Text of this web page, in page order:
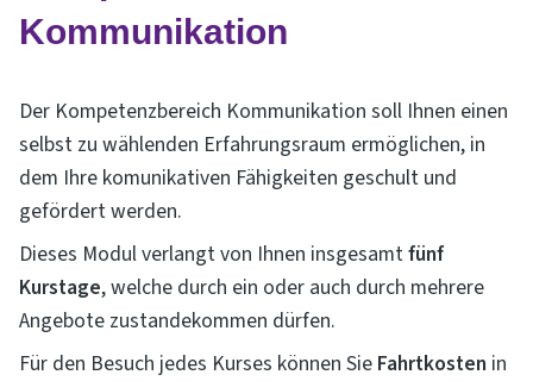
Kommunikation
Der Kompetenzbereich Kommunikation soll Ihnen einen
selbst zu wählenden Erfahrungsraum ermöglichen, in
dem Ihre komunikativen Fähigkeiten geschult und
gefördert werden.
Dieses Modul verlangt von Ihnen insgesamtfünf
Kurstage, welche durch ein oder auch durch mehrere
Angebote zustandekommen dürfen.
Für den Besuch jedes Kurses können Sie Fahrtkosten in